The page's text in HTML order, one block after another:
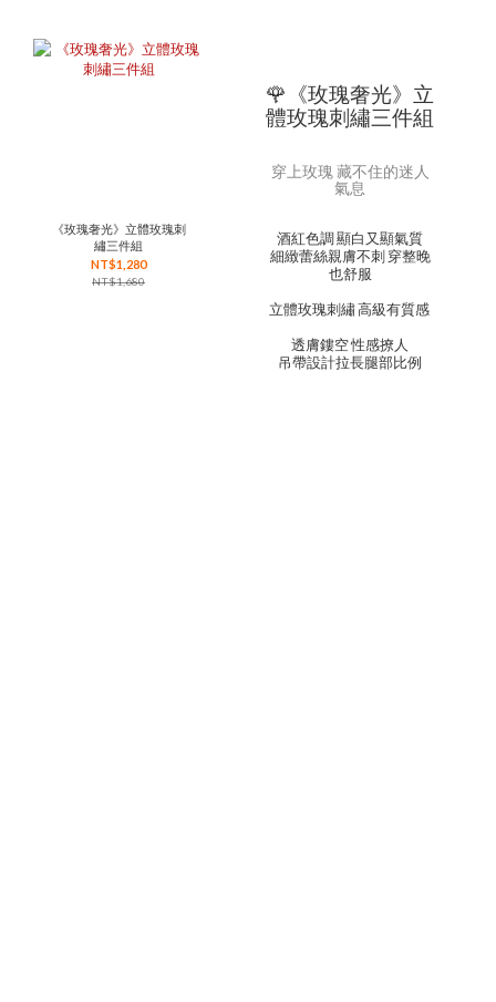
《玫瑰奢光》立體玫瑰刺
繡三件組
NT$1,280
NT$1,680
🌹《玫瑰奢光》立
體玫瑰刺繡三件組
穿上玫瑰 藏不住的迷人
氣息
酒紅色調 顯白又顯氣質
細緻蕾絲親膚不刺 穿整晚
也舒服
立體玫瑰刺繡 高級有質感
透膚鏤空 性感撩人
吊帶設計拉長腿部比例